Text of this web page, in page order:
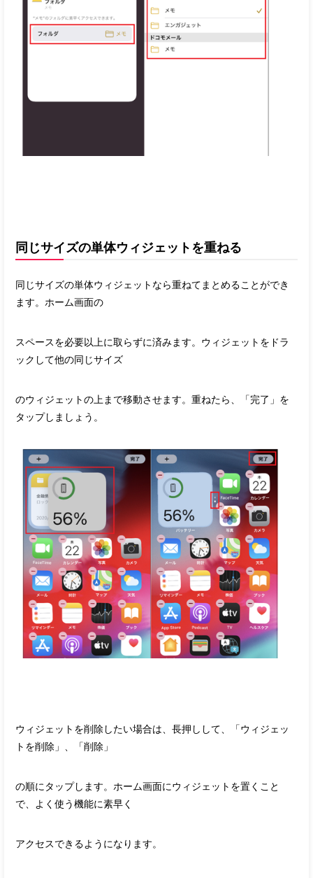
同じサイズの単体ウィジェットを重ねる
同じサイズの単体ウィジェットなら重ねてまとめることができ
ます。ホーム画面の
スペースを必要以上に取らずに済みます。ウィジェットをドラ
ックして他の同じサイズ
のウィジェットの上まで移動させます。重ねたら、「完了」を
タップしましょう。
ウィジェットを削除したい場合は、長押しして、「ウィジェッ
トを削除」、「削除」
の順にタップします。ホーム画面にウィジェットを置くこと
で、よく使う機能に素早く
アクセスできるようになります。